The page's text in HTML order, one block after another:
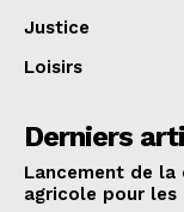
Justice
Loisirs
Derniers
Lancement de la
agricole pour les